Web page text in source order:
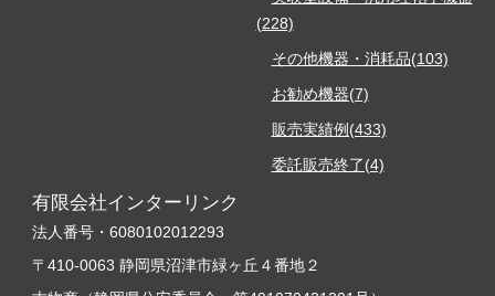
(228)
その他機器・消耗品(103)
お勧め機器(7)
販売実績例(433)
委託販売終了(4)
有限会社インターリンク
法人番号・6080102012293
〒410-0063 静岡県沼津市緑ヶ丘４番地２